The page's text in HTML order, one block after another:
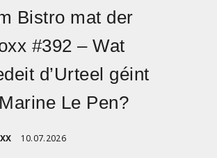
Bistro mat der
#392 – Wat
d’Urteel géint
Le Pen?
10.07.2026